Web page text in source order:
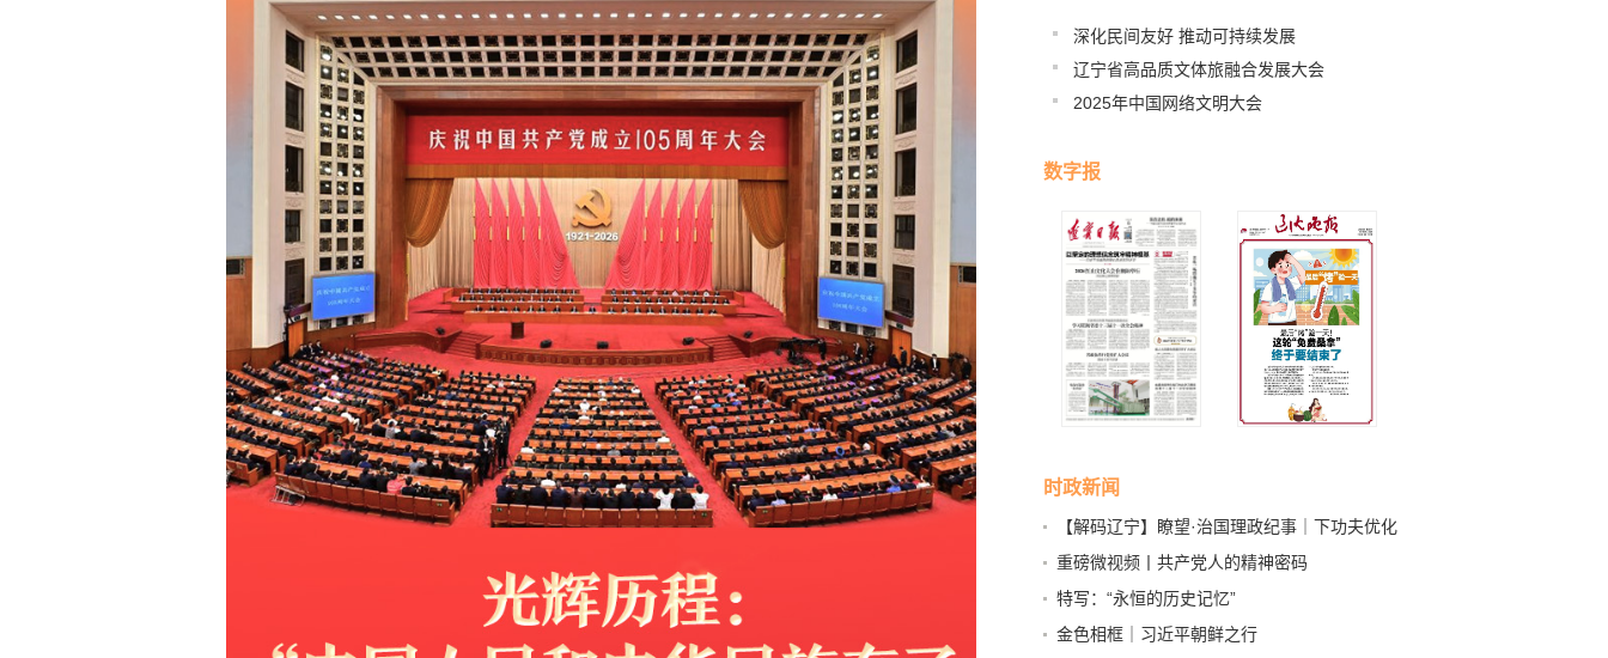
深化民间友好 推动可持续发展
辽宁省高品质文体旅融合发展大会
2025年中国网络文明大会
数字报
时政新闻
【解码辽宁】瞭望·治国理政纪事｜下功夫优化
营商环境
重磅微视频丨共产党人的精神密码
特写：“永恒的历史记忆”
金色相框｜习近平朝鲜之行